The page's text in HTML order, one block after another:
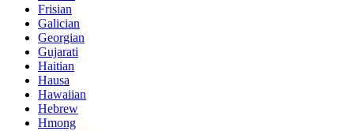
Frisian
Galician
Georgian
Gujarati
Haitian
Hausa
Hawaiian
Hebrew
Hmong